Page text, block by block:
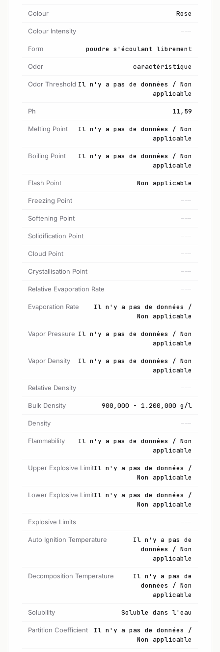
Colour Rose
Colour Intensity ---
Form poudre s'écoulant librement
Odor caractéristique
Odor Threshold Il n'y a pas de données / Non
applicable
Ph 11,59
Melting Point
Il n'y a pas de données / Non
applicable
Boiling Point
Il n'y a pas de données / Non
applicable
Flash Point Non applicable
Freezing Point ---
Softening Point ---
Solidification Point ---
Cloud Point ---
Crystallisation Point ---
Relative Evaporation Rate ---
Evaporation Rate
Il n'y a pas de données /
Non applicable
Vapor Pressure Il n'y a pas de données / Non
applicable
Vapor Density
Il n'y a pas de données / Non
applicable
Relative Density ---
Bulk Density 900,000 - 1.200,000 g/l
Density ---
Flammability
Il n'y a pas de données / Non
applicable
Upper Explosive LimitIl n'y a pas de données /
Non applicable
Lower Explosive LimitIl n'y a pas de données /
Non applicable
Explosive Limits ---
Auto Ignition Temperature
Il n'y a pas de
données / Non
applicable
Decomposition Temperature
Il n'y a pas de
données / Non
applicable
Solubility Soluble dans l'eau
Partition Coefficient
Il n'y a pas de données /
Non applicable